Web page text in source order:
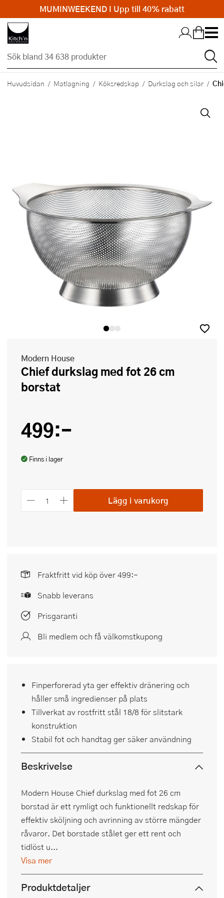
Hopp till huvudinnehållet
Huvudsidan Matlagning Köksredskap Durkslag och silar
Modern House
Chief durkslag med fot 26 cm
borstat
499:-
Finns i lager
Lägg i varukorg
Fraktfritt vid köp över 499:-
Snabb leverans
Prisgaranti
Bli medlem och få välkomstkupong
Finperforerad yta ger effektiv dränering och
håller små ingredienser på plats
Tillverkat av rostfritt stål 18/8 för slitstark
konstruktion
Stabil fot och handtag ger säker användning
Beskrivelse
Modern House Chief durkslag med fot 26 cm
borstad är ett rymligt och funktionellt redskap för
effektiv sköljning och avrinning av större mängder
råvaror. Det borstade stålet ger ett rent och
tidlöst u...
Visa mer
Produktdetaljer
MUMINWEEKEND I Upp till 40% rabatt